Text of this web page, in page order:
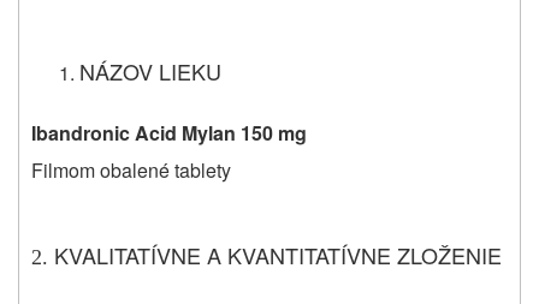
NÁZOV LIEKU
Ibandronic Acid Mylan 150 mg
Filmom obalené tablety
2. KVALITATÍVNE A KVANTITATÍVNE ZLOŽENIE